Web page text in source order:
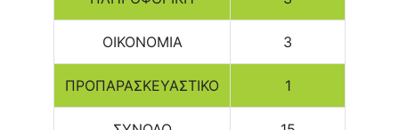
ΟΙΚΟΝΟΜΙΑ 3
ΠΡΟΠΑΡΑΣΚΕΥΑΣΤΙΚΟ 1